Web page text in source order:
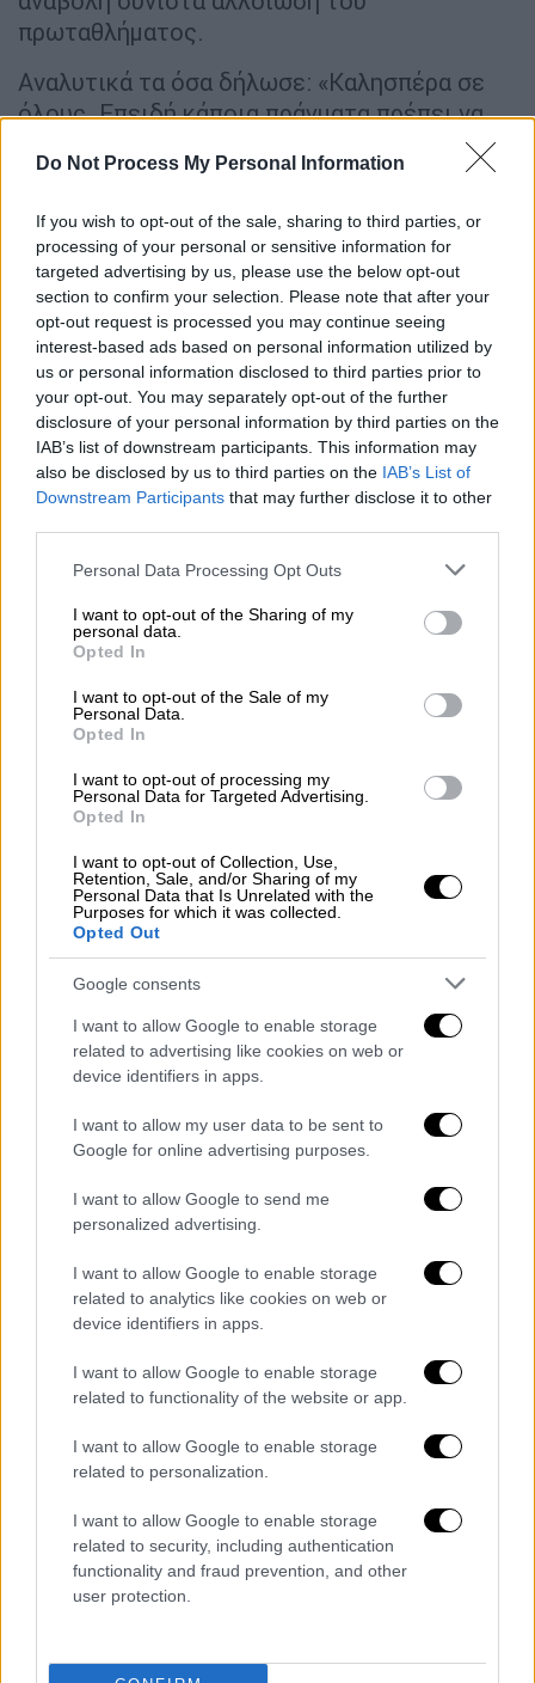
Do Not Process My Personal Information
If you wish to opt-out of the sale, sharing to third parties, or
processing of your personal or sensitive information for
targeted advertising by us, please use the below opt-out
section to confirm your selection. Please note that after your
opt-out request is processed you may continue seeing
interest-based ads based on personal information utilized by
us or personal information disclosed to third parties prior to
your opt-out. You may separately opt-out of the further
disclosure of your personal information by third parties on the
IAB’s list of downstream participants. This information may
also be disclosed by us to third parties on the IAB’s List of
Downstream Participants that may further disclose it to other
Please note that this website/app uses one or more Google
not limited to your visit or usage behaviour. You may click to
grant or deny consent to Google and its third-party tags to
use your data for below specified purposes in below Google
consent section.
Personal Data Processing Opt Outs
I want to opt-out of the Sharing of my
personal data.
Opted In
I want to opt-out of the Sale of my
Personal Data.
Opted In
I want to opt-out of processing my
Personal Data for Targeted Advertising.
Opted In
I want to opt-out of Collection, Use,
Retention, Sale, and/or Sharing of my
Personal Data that Is Unrelated with the
Purposes for which it was collected.
Opted Out
Google consents
I want to allow Google to enable storage
related to advertising like cookies on web or
device identifiers in apps.
I want to allow my user data to be sent to
Google for online advertising purposes.
I want to allow Google to send me
personalized advertising.
I want to allow Google to enable storage
related to analytics like cookies on web or
device identifiers in apps.
I want to allow Google to enable storage
related to functionality of the website or app.
I want to allow Google to enable storage
related to personalization.
I want to allow Google to enable storage
related to security, including authentication
functionality and fraud prevention, and other
user protection.
πρωταθλήματος.
Αναλυτικά τα όσα δήλωσε: «Καλησπέρα σε
όλους. Επειδή κάποια πράγματα πρέπει να
μπαίνουν στη σωστή τους διάσταση. Εδώ και
επτά χρόνια κάνω μια τεράστια προσπάθεια
Αγγελόπουλους στη σωστή ηθική. Τους
στέλνω καλάθια στις γιορτές τους, όταν
γεννιούνται τα παιδιά τους, έχω ζητήσει να
κάνουμε παιχνίδια για φιλανθρωπικούς
σκοπούς. Είναι σε όλα ανάποδοι. Με βρίζουν
κάθε φορά που πηγαίνω στο ΣΕΦ. Με
βρίζανε στο Άμπου Ντάμπι, με το γιό μου
δίπλα. Δεν προκάλεσα ποτέ. Στο ΣΕΦ, με
έβριζαν πριν βγω στο παρκέ και έβριζαν τη
δικαίωμα, να πάω να δω την ομάδα μου στο
ΣΕΦ».
Συμπλήρωσε δε: «Όσο ήμουν στα
αποδυτήρια, πριν καν βγω έξω, άκουγα
εμετικά συνθήματα για την κόρη μου. Βγαίνω
κανέναν. Κάθισα στη θέση μου για να
παρακολουθήσω την προσπάθεια της ομάδας
πολιτεία να κοιτάξει και τη διαιτησία. Διότι
ξεφύγαμε με αυτά που έγιναν και δεν έχουμε
μιλήσει για τα αίσχη που έγιναν. Έχουμε
κάνει μια σύσκεψη με τους διαιτητές
νωρίτερα και τους είπα: "Το μπάσκετ είναι
δύσκολο άθλημα, η μπάλα είναι στρογγυλή,
μπαίνει βγαίνει. Εγώ θα το δω πάντα με τα
Ολυμπιακού με τα κόκκινα γυαλιά τους. Εγώ
έχω απόλυτη εμπιστοσύνη στο έργο σας. Ενα
πράγμα όμως τους είπα, υπάρχουν
κανονισμοί τους οποίους πρέπει να
την πέμπτη φορά πρέπει να διακοπεί ο
αγώνας και να στεφθεί πρωταθλητής ο
«Δεν έγινε ποτέ αυτό. Στο πρώτο εμετικό
έσφαλα και έκανε μια άσεμνη χειρονομία για
την οποία με απέβαλαν οι διαιτητές. Ξέρω
πως υπήρξαν έντεκα συνθήματα. Πήγα την
πρώτη φορά να τους το πω, το κατέγραψαν.
Πήγα τη δεύτερη, το κατέγραψαν. Την τρίτη
απέφυγαν να το καταγράψουν, δεν μου
Αγγελόπουλους για να μιλήσουν.